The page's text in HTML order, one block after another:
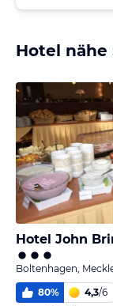
Hotel
Hotel John
Boltenhagen,
80% 4,3/6